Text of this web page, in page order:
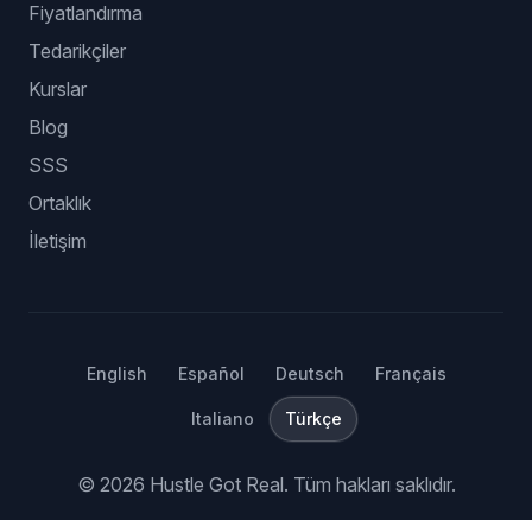
Fiyatlandırma
Tedarikçiler
Kurslar
Blog
SSS
Ortaklık
İletişim
English Español Deutsch Français
Italiano Türkçe
© 2026 Hustle Got Real. Tüm hakları saklıdır.